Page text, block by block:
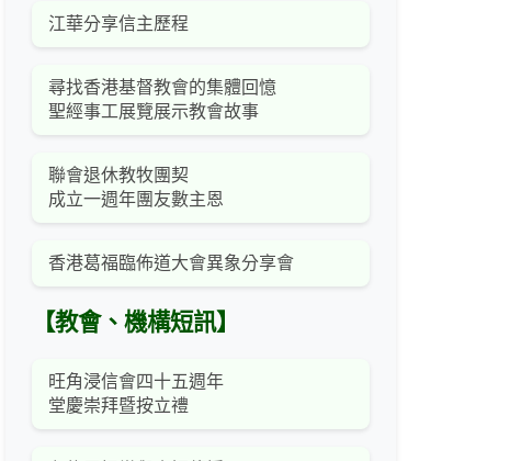
江華分享信主歷程
尋找香港基督教會的集體回憶
聖經事工展覽展示教會故事
聯會退休教牧團契
成立一週年團友數主恩
香港葛福臨佈道大會異象分享會
【教會、機構短訊】
旺角浸信會四十五週年
堂慶崇拜暨按立禮